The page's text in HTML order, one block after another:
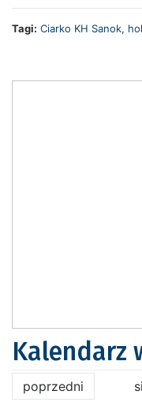
Tagi: Ciarko KH Sanok,
Kalendarz
poprzedni